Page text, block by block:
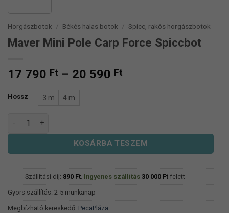
Horgászbotok / Békés halas botok / Spicc, rakós horgászbotok
Maver Mini Pole Carp Force Spiccbot
17 790 Ft – 20 590 Ft
590 Ft
Hossz 3 m 4 m
Maver Mini Pole Carp Force Spiccbot mennyiség
KOSÁRBA TESZEM
Szállítási díj: 890 Ft. Ingyenes szállítás 30 000 Ftfelett
Gyors szállítás: 2-5 munkanap
Megbízható kereskedő: PecaPláza